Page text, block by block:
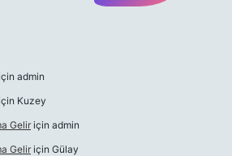
admin
Kuzey
Gelir için admin
Gelir için Gülay